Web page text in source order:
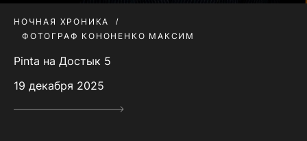
НОЧНАЯ ХРОНИКА
ФОТОГРАФ КОНОНЕНКО МАКСИМ
Pinta на Достык 5
19 декабря 2025